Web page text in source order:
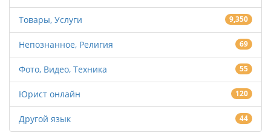
Товары, Услуги 9,350
Непознанное, Религия 69
Фото, Видео, Техника 55
Юрист онлайн 120
Другой язык 44